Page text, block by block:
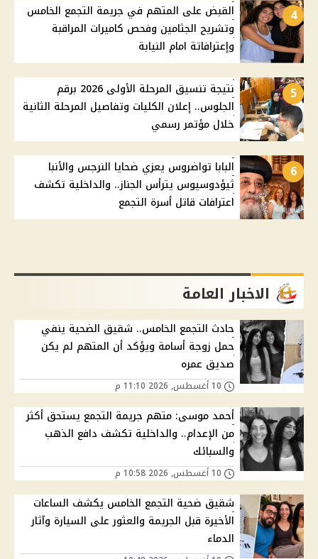
4
القبض على المتهم في جريمة التجمع الخامس
وتشريح الجثامين وفحص كاميرات المراقبة
وإعترافاتة امام النيابة
5
نتيجة تنسيق المرحلة الأولى 2026 برقم
الجلوس.. إعلان الكليات وتفاصيل المرحلة الثانية
خلال مؤتمر رسمي
6
البابا تواضروس يعزي ضحايا النرجس والأنبا
ثيؤدوسيوس يترأس الجناز.. والداخلية تكشف
اعترافات قاتل أسرة التجمع
الاخبار العامة
حادث التجمع الخامس.. شقيق الضحية ينفي
حمل زوجة أسامة ويؤكد أن المتهم لم يكن
صديق عمره
أحمد موسى: متهم جريمة التجمع يستحق أكثر
من الإعدام.. والداخلية تكشف دافع الذهب
والسبائك
شقيق ضحية التجمع الخامس يكشف الساعات
الأخيرة قبل الجريمة والعثور على السيارة وآثار
الدماء